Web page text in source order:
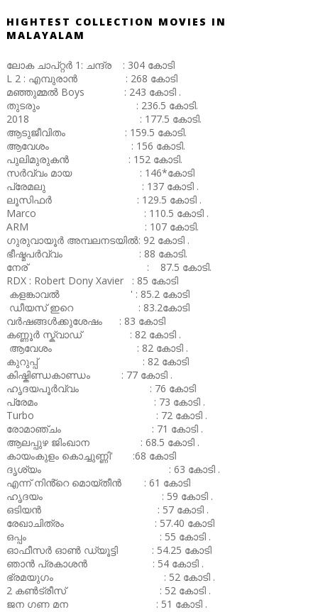
HIGHTEST COLLECTION MOVIES IN
MALAYALAM
ലോക ചാപ്റ്റർ 1: ചന്ദ്ര : 304 കോടി
L 2 : എമ്പുരാൻ : 268 കോടി
മഞ്ഞുമ്മൽ Boys : 243 കോടി .
തുടരും : 236.5 കോടി.
2018 : 177.5 കോടി.
ആടുജീവിതം : 159.5 കോടി.
ആവേശം : 156 കോടി.
പുലിമുരുകൻ : 152 കോടി.
സർവ്വം മായ : 146*കോടി
പ്രേമലു : 137 കോടി .
ലൂസിഫർ : 129.5 കോടി .
Marco : 110.5 കോടി .
ARM : 107 കോടി.
ഗുരുവായൂർ അമ്പലനടയിൽ: 92 കോടി .
ഭീഷ്മപർവ്വം : 88 കോടി.
നേര് : 87.5 കോടി.
RDX : Robert Dony Xavier : 85 കോടി
കളങ്കാവൽ ' : 85.2 കോടി
ഡീയസ് ഇറെ : 83.2കോടി
വർഷങ്ങൾക്കുശേഷം : 83 കോടി
കണ്ണൂർ സ്ക്വാഡ് : 82 കോടി .
ആവേശം : 82 കോടി .
കുറുപ്പ് : 82 കോടി
കിഷ്കിണ്ഡകാണ്ഡം : 77 കോടി .
ഹൃദയപൂർവ്വം : 76 കോടി
പ്രേമം : 73 കോടി .
Turbo : 72 കോടി .
രോമാഞ്ചം : 71 കോടി .
ആലപ്പുഴ ജിംഖാന : 68.5 കോടി .
കായംകുളം കൊച്ചുണ്ണി' :68 കോടി
ദൃശ്യം : 63 കോടി .
എന്ന് നിൻ്റെ മൊയ്തീൻ : 61 കോടി
ഹൃദയം : 59 കോടി .
ഒടിയൻ : 57 കോടി .
രേഖാചിത്രം : 57.40 കോടി
ഒപ്പം : 55 കോടി .
ഓഫീസർ ഓൺ ഡ്യൂട്ടി : 54.25 കോടി
ഞാൻ പ്രകാശൻ : 54 കോടി .
ഭ്രമയുഗം : 52 കോടി .
2 കൺട്രീസ് : 52 കോടി .
ജന ഗണ മന : 51 കോടി .